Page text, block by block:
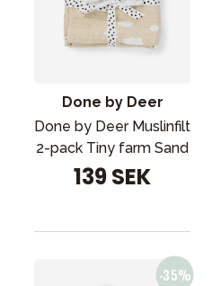
Done by Deer
Done by Deer Muslinfilt
2-pack Tiny farm Sand
139 SEK